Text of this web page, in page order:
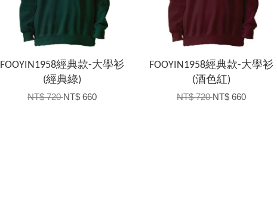
FOOYIN1958經典款-大學衫
(經典綠)
NT$ 720NT$ 660
FOOYIN1958經典款-大學衫
(酒色紅)
NT$ 720NT$ 660